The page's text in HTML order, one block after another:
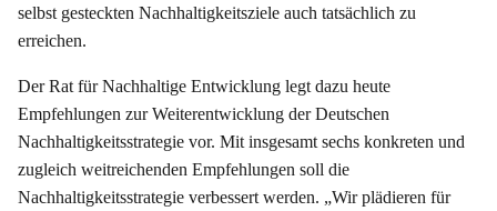
selbst gesteckten Nachhaltigkeitsziele auch tatsächlich zu
erreichen.
Der Rat für Nachhaltige Entwicklung legt dazu heute
Empfehlungen zur Weiterentwicklung der Deutschen
Nachhaltigkeitsstrategie vor. Mit insgesamt sechs konkreten und
zugleich weitreichenden Empfehlungen soll die
Nachhaltigkeitsstrategie verbessert werden. „Wir plädieren für